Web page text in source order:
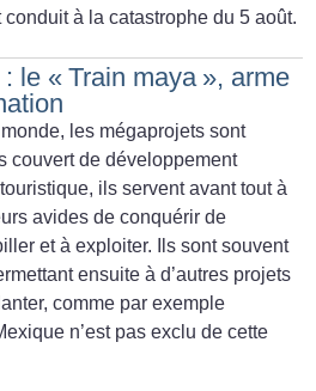
à la catastrophe du 5 août.
: le « Train maya », arme
les mégaprojets sont
couvert de développement
ils servent avant tout à
avides de conquérir de
et à exploiter. Ils sont souvent
ensuite à d’autres projets
comme par exemple
n’est pas exclu de cette